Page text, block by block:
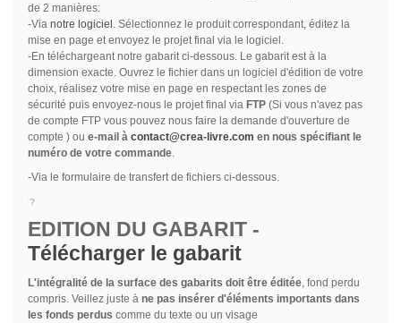
de 2 manières:
-Vianotre logiciel . Sélectionnez le produit correspondant, éditez la
mise en page et envoyez le projet final via le logiciel.
-En téléchargeant notre gabarit ci-dessous. Le gabarit est à la
dimension exacte. Ouvrez le fichier dans un logiciel d'édition de votre
choix, réalisez votre mise en page en respectant les zones de
sécurité puis envoyez-nous le projet final via FTP(Si vous n'avez pas
de compte FTP vous pouvez nous faire la demande d'ouverture de
compte ) ou e-mail à contact@crea-livre.com en nous spécifiant le
numéro de votre commande.
-Via le formulaire de transfert de fichiers ci-dessous.
EDITION DU GABARIT -
Télécharger le gabarit
L'intégralité de la surface des gabarits doit être éditée, fond perdu
compris. Veillez juste à ne pas insérer d'éléments importants dans
les fonds perdus comme du texte ou un visage